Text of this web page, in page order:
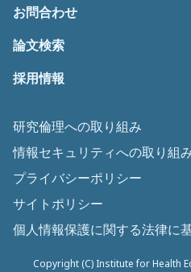
お問合わせ
論文検索
採用情報
研究倫理への取り組み
情報セキュリティへの取り組
プライバシーポリシー
サイトポリシー
個人情報保護に関する法律に
Copyright (C) Institute for Health